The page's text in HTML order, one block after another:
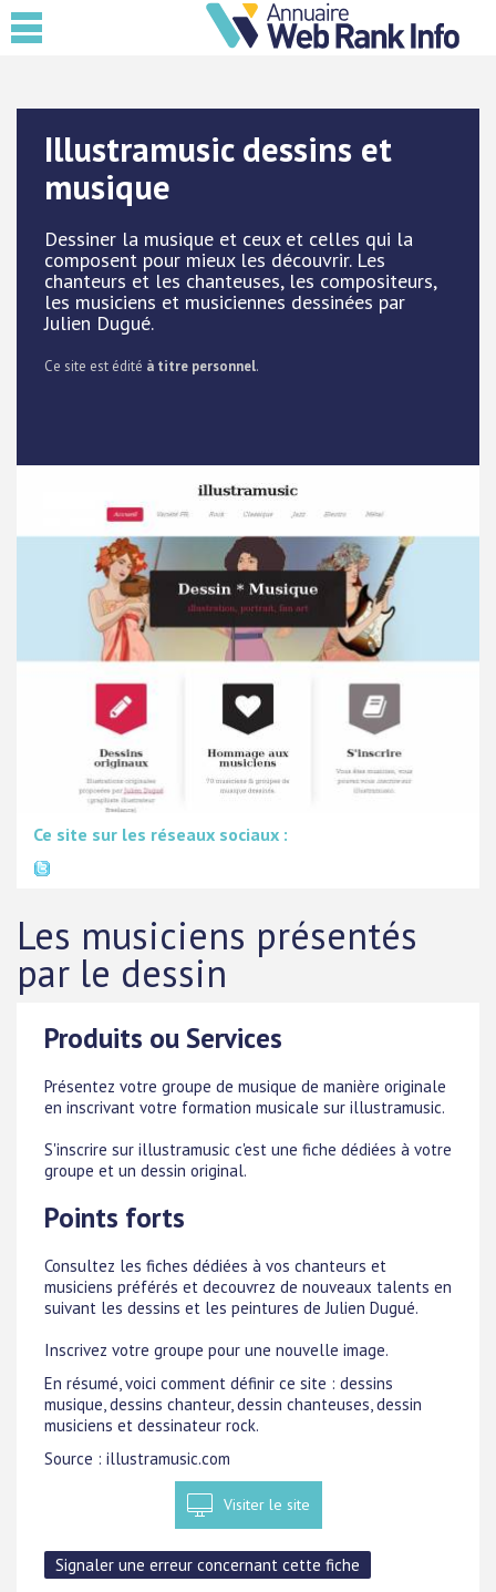
Illustramusic dessins et
musique
Dessiner la musique et ceux et celles qui la
composent pour mieux les découvrir. Les
chanteurs et les chanteuses, les compositeurs,
les musiciens et musiciennes dessinées par
Julien Dugué.
Ce site est édité à titre personnel.
Ce site sur les réseaux sociaux :
Les musiciens présentés
par le dessin
Produits ou Services
Présentez votre groupe de musique de manière originale
en inscrivant votre formation musicale sur illustramusic.
S'inscrire sur illustramusic c'est une fiche dédiées à votre
groupe et un dessin original.
Points forts
Consultez les fiches dédiées à vos chanteurs et
musiciens préférés et decouvrez de nouveaux talents en
suivant les dessins et les peintures de Julien Dugué.
Inscrivez votre groupe pour une nouvelle image.
En résumé, voici comment définir ce site : dessins
musique, dessins chanteur, dessin chanteuses, dessin
musiciens et dessinateur rock.
Source : illustramusic.com
Visiter le site